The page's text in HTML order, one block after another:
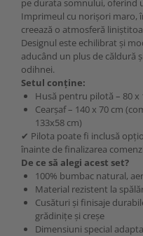
Imprimeul cu norișori maro,
creează o atmosferă
Designul este echilibrat și
aducând un plus de căldură
odihnei.
Setul conține:
Husă pentru pilotă – 80 x
Cearșaf – 140 x 70 cm
133x58 cm)
✔ Pilota poate fi inclusă
înainte de finalizarea
De ce să alegi acest set?
100% bumbac natural,
Material rezistent la
Cusături și finisaje
grădinițe și creșe
Dimensiuni special